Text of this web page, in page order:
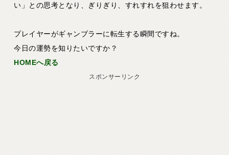
い」との思考となり、ぎりぎり、すれすれを狙わせます。
プレイヤーがギャンブラーに転生する瞬間ですね。
今日の運勢を知りたいですか？
HOMEへ戻る
スポンサーリンク